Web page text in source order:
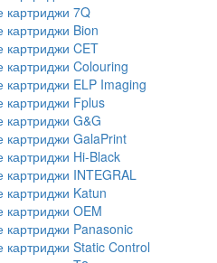
7Q
Bion
CET
Colouring
ELP Imaging
Fplus
G&G
GalaPrint
Hi-Black
INTEGRAL
Katun
OEM
Panasonic
Static Control